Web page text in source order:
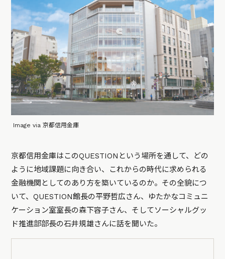
Image via 京都信用金庫
京都信用金庫はこのQUESTIONという場所を通して、どの
ように地域課題に向き合い、これからの時代に求められる
金融機関としてのあり方を築いているのか。その全貌につ
いて、QUESTION館長の平野哲広さん、ゆたかなコミュニ
ケーション室室長の森下容子さん、そしてソーシャルグッ
ド推進部部長の石井規雄さんに話を聞いた。